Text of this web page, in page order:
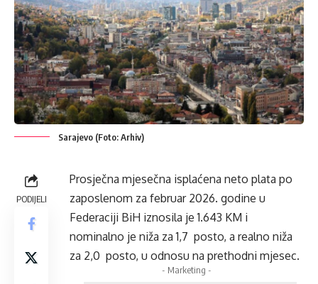
Sarajevo (Foto: Arhiv)
PODIJELI
Prosječna mjesečna isplaćena neto plata po
zaposlenom za februar 2026. godine u
Federaciji BiH iznosila je 1.643 KM i
nominalno je niža za 1,7 posto, a realno niža
za 2,0 posto, u odnosu na prethodni mjesec.
- Marketing -